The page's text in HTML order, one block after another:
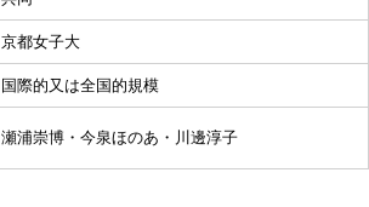
京都女子大
国際的又は全国的規模
瀬浦崇博・今泉ほのあ・川邊淳子